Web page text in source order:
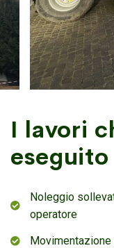
I lavori
eseguito
Noleggio
operatore